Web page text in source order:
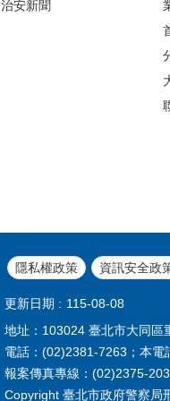
治安新聞
隱私權政策 資訊安全政
更新日期
115-08-08
地址：103024 臺北市大同區
電話：(02)2381-7263；本電
報案傳真專線：(02)2375-
Copyright 臺北市政府警察